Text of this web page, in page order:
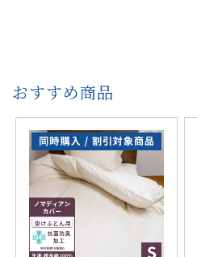
おすすめ商品